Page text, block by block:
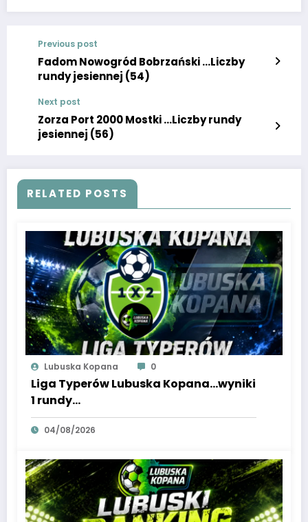
Previous post
Fadom Nowogród Bobrzański …Liczby
rundy jesiennej (54)
Next post
Zorza Port 2000 Mostki …Liczby rundy
jesiennej (56)
RELATED POSTS
Lubuska Kopana 0
Liga Typerów Lubuska Kopana…wyniki
1 rundy…
04/08/2026